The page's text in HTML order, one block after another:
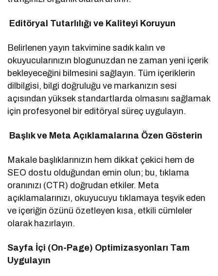
Editöryal Tutarlılığı ve Kaliteyi Koruyun
Belirlenen yayın takvimine sadık kalın ve
okuyucularınızın blogunuzdan ne zaman yeni içerik
bekleyeceğini bilmesini sağlayın. Tüm içeriklerin
dilbilgisi, bilgi doğruluğu ve markanızın sesi
açısından yüksek standartlarda olmasını sağlamak
için profesyonel bir editöryal süreç uygulayın.
Başlık ve Meta Açıklamalarına Özen Gösterin
Makale başlıklarınızın hem dikkat çekici hem de
SEO dostu olduğundan emin olun; bu, tıklama
oranınızı (CTR) doğrudan etkiler. Meta
açıklamalarınızı, okuyucuyu tıklamaya teşvik eden
ve içeriğin özünü özetleyen kısa, etkili cümleler
olarak hazırlayın.
Sayfa İçi (On-Page) Optimizasyonları Tam
Uygulayın